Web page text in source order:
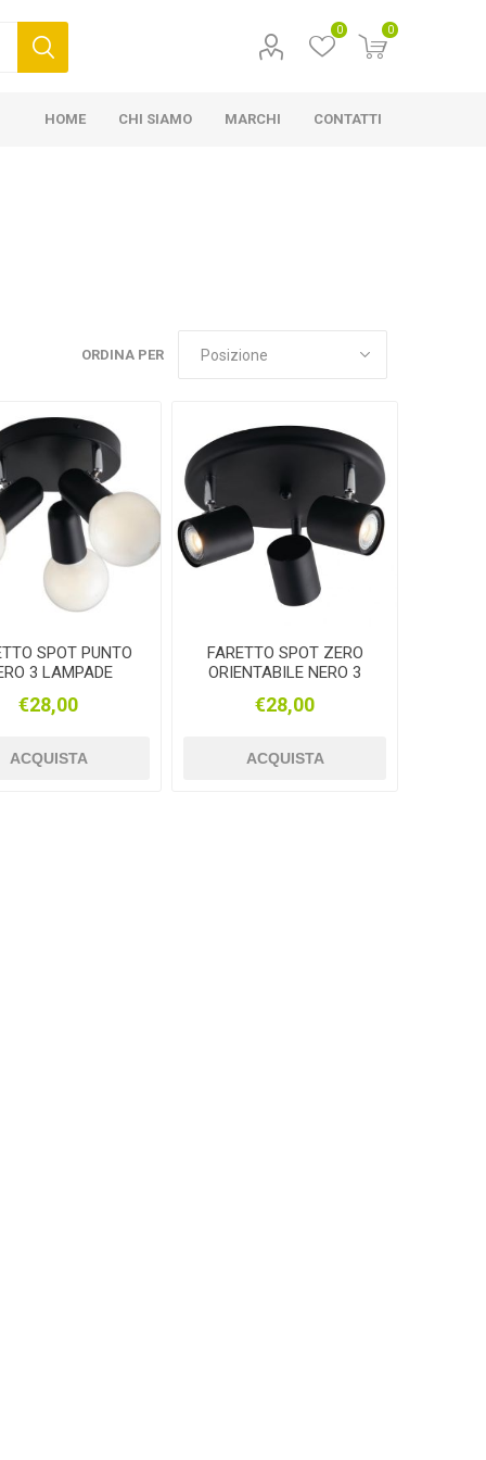
0 0
HOME CHI SIAMO MARCHI CONTATTI
ORDINA PER
SPOT PUNTO
3 LAMPADE
€28,00
ACQUISTA
FARETTO SPOT ZERO
ORIENTABILE NERO 3
€28,00
ACQUISTA